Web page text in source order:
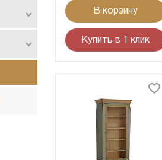
В корзину
Купить в 1 клик